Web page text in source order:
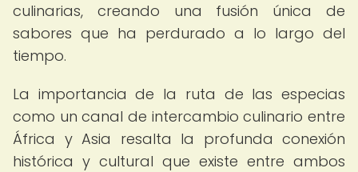
culinarias, creando una fusión única de
sabores que ha perdurado a lo largo del
tiempo.
La importancia de la ruta de las especias
como un canal de intercambio culinario entre
África y Asia resalta la profunda conexión
histórica y cultural que existe entre ambos